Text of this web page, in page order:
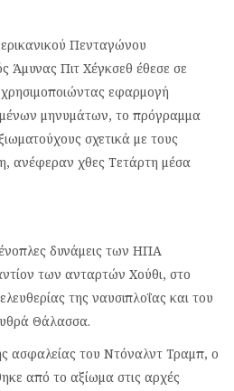
Πενταγώνου
Άμυνας Πιτ Χέγκσεθ έθεσε σε
εφαρμογή
μηνυμάτων, το πρόγραμμα
σχετικά με τους
ανέφεραν χθες Τετάρτη μέσα
δυνάμεις των ΗΠΑ
των ανταρτών Χούθι, στο
της ναυσιπλοΐας και του
Θάλασσα.
ασφαλείας του Ντόναλντ Τραμπ, ο
από το αξίωμα στις αρχές